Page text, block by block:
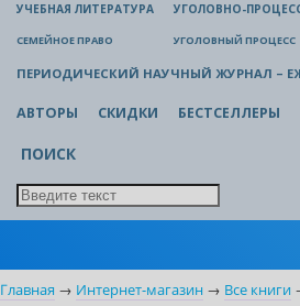
УЧЕБНАЯ ЛИТЕРАТУРА
СЕМЕЙНОЕ ПРАВО
УГОЛОВНО-
УГОЛОВНЫЙ ПРОЦЕСС
ПЕРИОДИЧЕСКИЙ НАУЧНЫЙ ЖУРНАЛ –
АВТОРЫ СКИДКИ БЕСТСЕЛЛЕРЫ
ПОИСК
Главная → Интернет-магазин → Все книги